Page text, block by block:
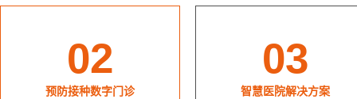
02
预防接种数字门诊
03
智慧医院解决方案